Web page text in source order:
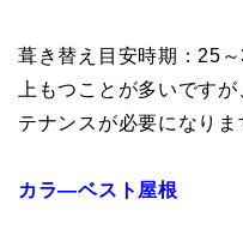
葺き替え目安時期：25
上もつことが多いです
テナンスが必要になりま
カラ―ベスト屋根